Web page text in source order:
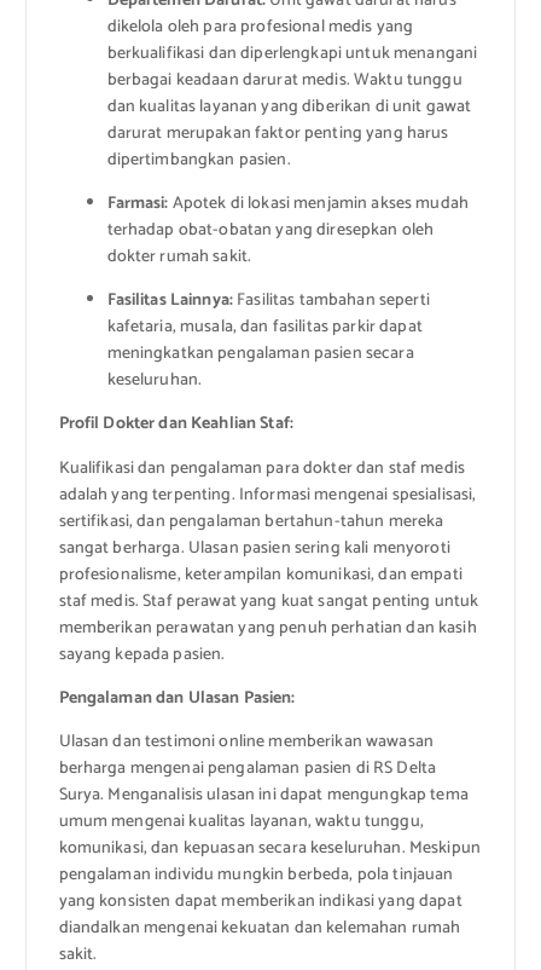
dikelola oleh para profesional medis yang
berkualifikasi dan diperlengkapi untuk menangani
berbagai keadaan darurat medis. Waktu tunggu
dan kualitas layanan yang diberikan di unit gawat
darurat merupakan faktor penting yang harus
dipertimbangkan pasien.
Farmasi:Apotek di lokasi menjamin akses mudah
terhadap obat-obatan yang diresepkan oleh
dokter rumah sakit.
Fasilitas Lainnya:Fasilitas tambahan seperti
kafetaria, musala, dan fasilitas parkir dapat
meningkatkan pengalaman pasien secara
keseluruhan.
Profil Dokter dan Keahlian Staf:
Kualifikasi dan pengalaman para dokter dan staf medis
adalah yang terpenting. Informasi mengenai spesialisasi,
sertifikasi, dan pengalaman bertahun-tahun mereka
sangat berharga. Ulasan pasien sering kali menyoroti
profesionalisme, keterampilan komunikasi, dan empati
staf medis. Staf perawat yang kuat sangat penting untuk
memberikan perawatan yang penuh perhatian dan kasih
sayang kepada pasien.
Pengalaman dan Ulasan Pasien:
Ulasan dan testimoni online memberikan wawasan
berharga mengenai pengalaman pasien di RS Delta
Surya. Menganalisis ulasan ini dapat mengungkap tema
umum mengenai kualitas layanan, waktu tunggu,
komunikasi, dan kepuasan secara keseluruhan. Meskipun
pengalaman individu mungkin berbeda, pola tinjauan
yang konsisten dapat memberikan indikasi yang dapat
diandalkan mengenai kekuatan dan kelemahan rumah
sakit.